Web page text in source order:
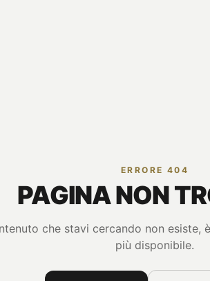
ERRORE 404
PAGINA NON
che stavi cercando non esiste,
più disponibile.